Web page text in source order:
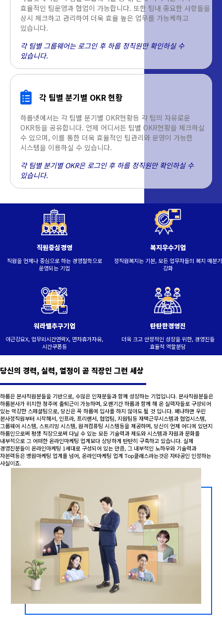
효율적인 팀운영과 협업이 가능합니다. 또한 팀내 중요한 사항들을
상시 체크하고 관리하여 더욱 효율 높은 업무를 가능케하고
있습니다.
각 팀별 그룹웨어는 로그인 후 하룹 정직원만 확인하실 수
있습니다.
각 팀별 분기별 OKR 현황
하룹넷에서는 각 팀별 분기별 OKR현황등 각 팀의 자유로운
OKR등을 공유합니다. 언제 어디서든 팀별 OKR현황을 체크하실
수 있으며, 이를 통한 더욱 효율적인 팀관리와 운영이 가능한
시스템을 이용하실 수 있습니다.
각 팀별 분기별 OKR은 로그인 후 하룹 정직원만 확인하실 수
있습니다.
직원중심경영
직원을 언제나 중심으로 하는 경영철학으로
운영되는 기업
복지우수기업
정직원복지는 기본, 모든 업무자들의 복지 매분기
강화
워라밸추구기업
야근강요X, 업무외시간연락X, 연차휴가자유,
시간쿠폰등
탄탄한경영진
더욱 크고 안정적인 성장을 위한, 경영진들
효율적 역할분담
당신의 경력, 실력, 열정이 곧 직장인 그런 세상
하룹은 본사직원분들을 기반으로, 수많은 인재분들과 함께 성장하는 기업입니다. 본사직원분들은
하룹본사가 위치한 청주에 출퇴근이 가능하며, 오랜기간 하룹과 함께 해 온 실력자들로 구성되어
있는 막강한 스페셜팀으로, 당신은 꼭 하룹에 입사를 하지 않아도 될 것 입니다. 왜냐하면 우린
본사정직원부터 시작해서, 인프라, 프리랜서, 협업팀, 지원팀등 재택근무시스템과 협업시스템,
그룹웨어 시스템, 스트리밍 시스템, 원격컴퓨팅 시스템등을 제공하며, 당신이 언제 어디에 있던지
하룹인으로써 평생 직장으로써 다닐 수 있는 모든 기술력과 제도와 시스템과 자원과 문화를
내부적으로 그 어떠한 온라인마케팅 업계보다 상당하게 탄탄히 구축하고 있습니다. 실제
경영진분들이 온라인마케팅 1세대로 구성되어 있는 만큼, 그 내부적인 노하우와 기술력과
자본력등은 병원마케팅 업계를 넘어, 온라인마케팅 업계 Top클래스라는것은 자타공인 인정하는
사실이죠.